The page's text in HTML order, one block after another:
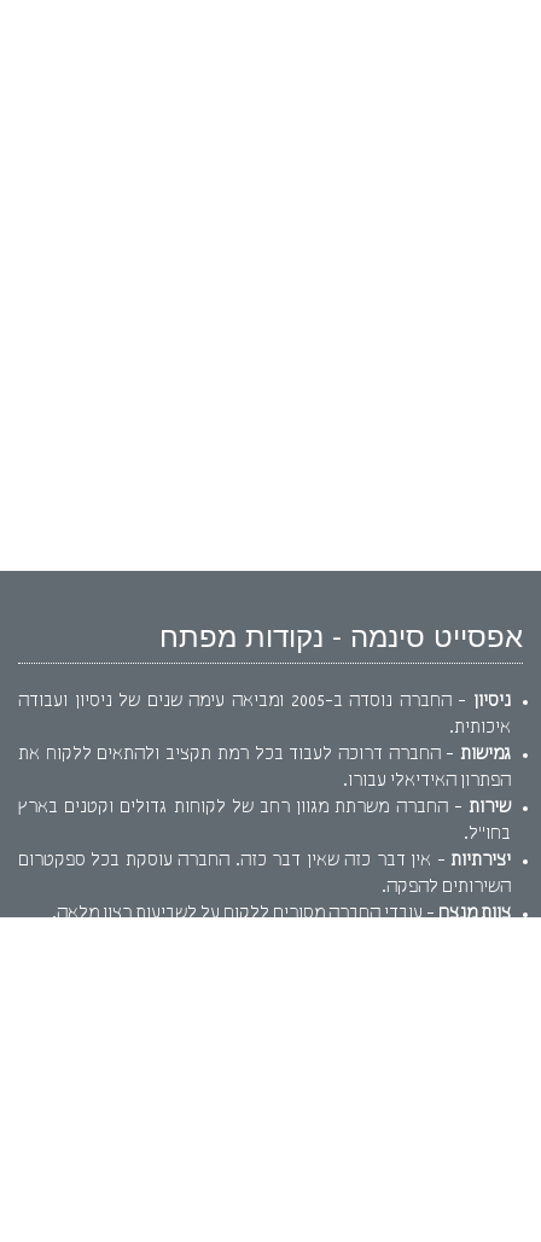
אפסייט סינמה - נקודות מפתח
ניסיון
- החברה נוסדה ב-2005 ומביאה עימה שנים של ניסיון ועבודה
איכותית.
גמישות - החברה דרוכה לעבוד בכל רמת תקציב ולהתאים ללקוח את
הפתרון האידיאלי עבורו.
שירות - החברה משרתת מגוון רחב של לקוחות גדולים וקטנים בארץ
בחו"ל.
יצירתיות - אין דבר כזה שאין דבר כזה. החברה עוסקת בכל ספקטרום
השירותים להפקה.
צוות מנצח- עובדי החברה מסורים ללקוח על לשביעות רצון מלאה.